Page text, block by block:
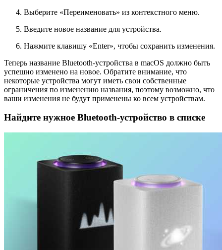
Выберите «Переименовать» из контекстного меню.
Введите новое название для устройства.
Нажмите клавишу «Enter», чтобы сохранить изменения.
Теперь название Bluetooth-устройства в macOS должно быть
успешно изменено на новое. Обратите внимание, что
некоторые устройства могут иметь свои собственные
ограничения по изменению названия, поэтому возможно, что
ваши изменения не будут применены ко всем устройствам.
Найдите нужное Bluetooth-устройство в списке